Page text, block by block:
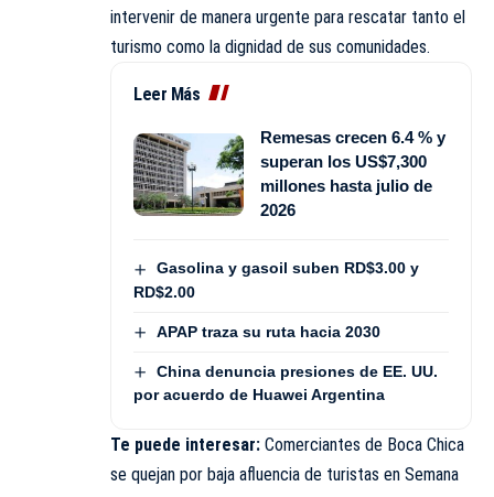
intervenir de manera urgente para rescatar tanto el
turismo como la dignidad de sus comunidades.
Leer Más
Remesas crecen 6.4 % y
superan los US$7,300
millones hasta julio de
2026
Gasolina y gasoil suben RD$3.00 y
RD$2.00
APAP traza su ruta hacia 2030
China denuncia presiones de EE. UU.
por acuerdo de Huawei Argentina
Te puede interesar: Comerciantes de Boca Chica
se quejan por baja afluencia de turistas en Semana